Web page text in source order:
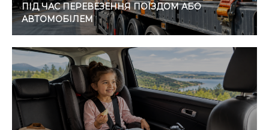
ПІД ЧАС ПЕРЕВЕЗЕННЯ ПОЇЗДОМ АБО
АВТОМОБІЛЕМ